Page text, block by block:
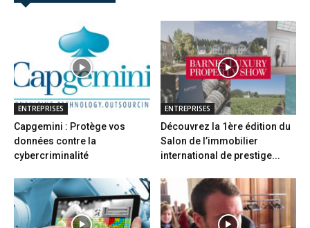
ENTREPRISES
Capgemini : Protège vos
données contre la
cybercriminalité
ENTREPRISES
Découvrez la 1ère édition du
Salon de l’immobilier
international de prestige...